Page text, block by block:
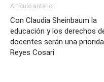
Artículo anterior
Con Claudia Sheinbaum la
educación y los derechos
docentes serán una
Reyes Cosari